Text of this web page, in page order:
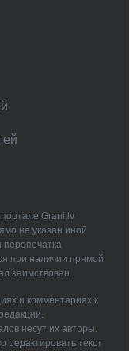
Grani.lv
не указан иной
при наличии прямой
заимствован.
и комментариях к
несут их авторы.
редактировать текст